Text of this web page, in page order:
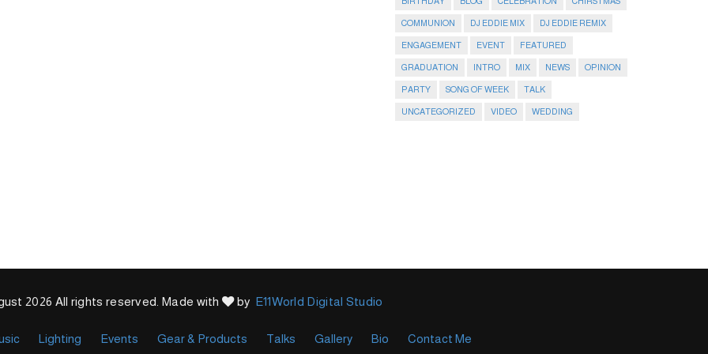
COMMUNION DJ EDDIE MIX DJ EDDIE REMIX
ENGAGEMENT EVENT FEATURED
GRADUATION INTRO MIX NEWS OPINION
PARTY SONG OF WEEK TALK
UNCATEGORIZED VIDEO WEDDING
2026 All rights reserved. Made with by E11World Digital Studio
Lighting Events Gear & Products Talks Gallery Bio Contact Me